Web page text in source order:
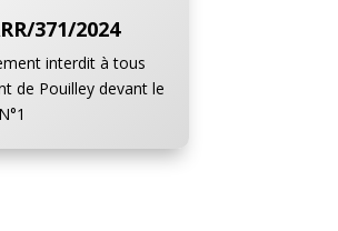
371/2024
interdit à tous
de Pouilley devant le
N°1